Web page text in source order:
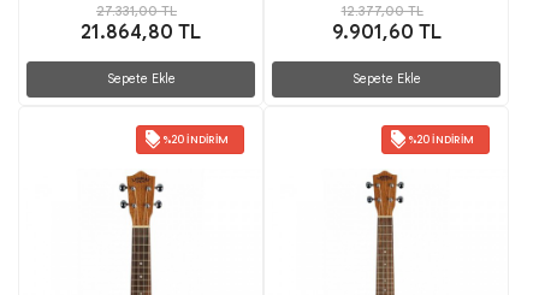
27.331,00 TL
21.864,80 TL
Sepete Ekle
12.377,00 TL
9.901,60 TL
Sepete Ekle
%20 İNDIRIM %20 İNDIRIM